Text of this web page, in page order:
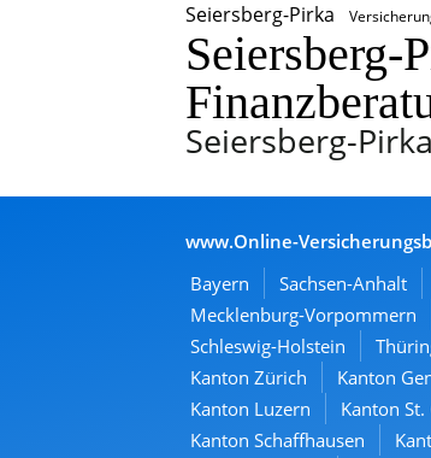
Seiersberg-Pirka
Seiersberg-
Seiersberg-Pirka
www.Online-
Bayern
Sachsen-Anhalt
Mecklenburg-Vorpommern
Schleswig-Holstein
Kanton Zürich
Kanton
Kanton Luzern
Kanton St.
Kanton Schaffhausen